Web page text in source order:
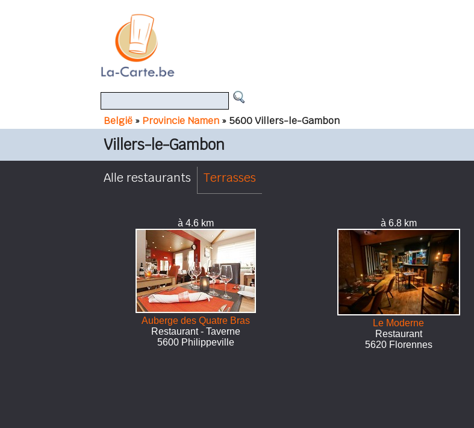
België » Provincie Namen » 5600 Villers-le-Gambon
Villers-le-Gambon
Alle restaurants Terrasses
à 4.6 km
Auberge des Quatre Bras
Restaurant - Taverne
5600 Philippeville
à 6.8 km
Le Moderne
Restaurant
5620 Florennes